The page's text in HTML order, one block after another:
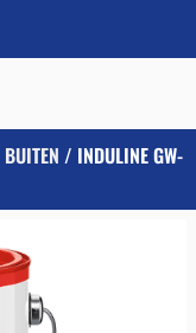
BUITEN / INDULINE GW-